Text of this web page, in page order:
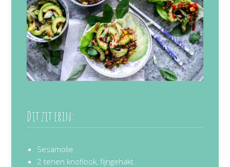
Dit zit erin:
Sesamolie
2 tenen knoflook, fijngehakt